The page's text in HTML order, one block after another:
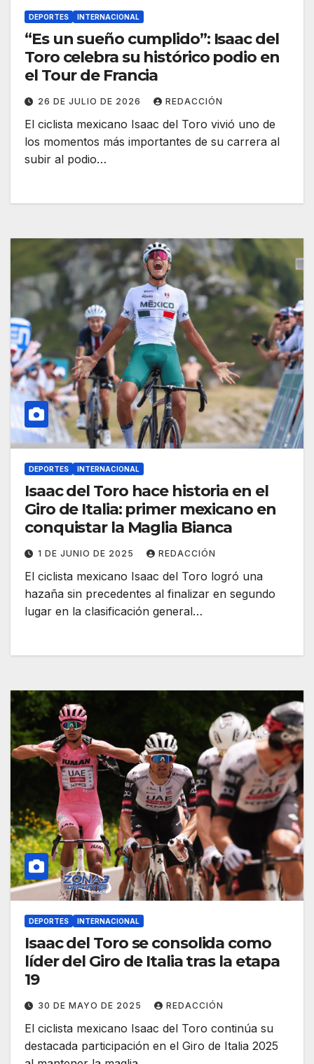
DEPORTES INTERNACIONAL
“Es un sueño cumplido”: Isaac del
Toro celebra su histórico podio en
el Tour de Francia
26 DE JULIO DE 2026 REDACCIÓN
El ciclista mexicano Isaac del Toro vivió uno de
los momentos más importantes de su carrera al
subir al podio…
DEPORTES INTERNACIONAL
Isaac del Toro hace historia en el
Giro de Italia: primer mexicano en
conquistar la Maglia Bianca
1 DE JUNIO DE 2025 REDACCIÓN
El ciclista mexicano Isaac del Toro logró una
hazaña sin precedentes al finalizar en segundo
lugar en la clasificación general…
DEPORTES INTERNACIONAL
Isaac del Toro se consolida como
líder del Giro de Italia tras la etapa
19
30 DE MAYO DE 2025 REDACCIÓN
El ciclista mexicano Isaac del Toro continúa su
destacada participación en el Giro de Italia 2025